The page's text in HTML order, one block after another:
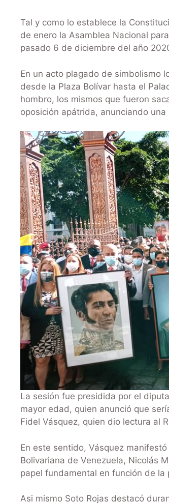
Tal y como lo establece la
de enero la Asamblea Nacional
pasado 6 de diciembre del año
En un acto plagado de simbolismo
desde la Plaza Bolívar hasta el
hombro, los mismos que fueron
oposición apátrida, anunciando
La sesión fue presidida por el
mayor edad, quien anunció que
Fidel Vásquez, quien dio lectura al
En este sentido, Vásquez
Bolivariana de Venezuela, Nicolás
papel fundamental en función de la
Asi mismo Soto Rojas destacó